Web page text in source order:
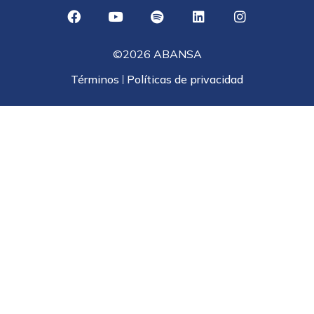
©2026 ABANSA
Términos
Políticas de privacidad